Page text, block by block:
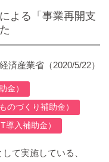
よる「事業再開支
経済産業省 （2020/5/22）
金）
のづくり補助金）
入補助金）
て実施している、